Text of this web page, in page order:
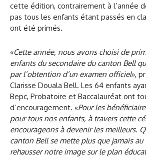
cette édition, contrairement à l’année
pas tous les enfants étant passés en
ont été primés.
«Cette année, nous avons choisi de
enfants du secondaire du canton Bell
par l’obtention d’un examen officiel»,
Clarisse Douala Bell. Les 64 enfants
Bepc, Probatoire et Baccalauréat ont
d’encouragement. «Pour les
pour tous nos enfants, à travers cette
encourageons à devenir les meilleurs.
canton Bell se mette plus que jamais
rehausser notre image sur le plan